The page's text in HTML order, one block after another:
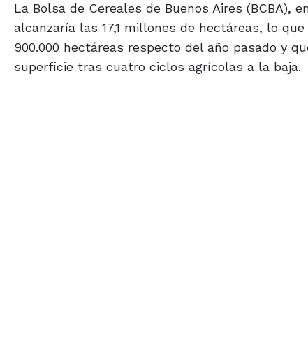
La Bolsa de Cereales de Buenos Aires
alcanzaría las 17,1 millones de hectáreas, lo
900.000 hectáreas respecto del año pasado y
superficie tras cuatro ciclos agrícolas a la baja.